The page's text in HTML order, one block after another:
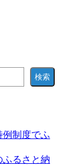
検索
制度でふ
ふるさと納